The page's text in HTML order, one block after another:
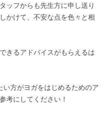
ッフからも先生方に申し送り
かけて、不安な点を色々と相
きるアドバイスがもらえるは
方がヨガをはじめるためのア
考にしてください！